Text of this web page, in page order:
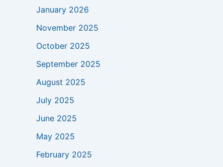
January 2026
November 2025
October 2025
September 2025
August 2025
July 2025
June 2025
May 2025
February 2025